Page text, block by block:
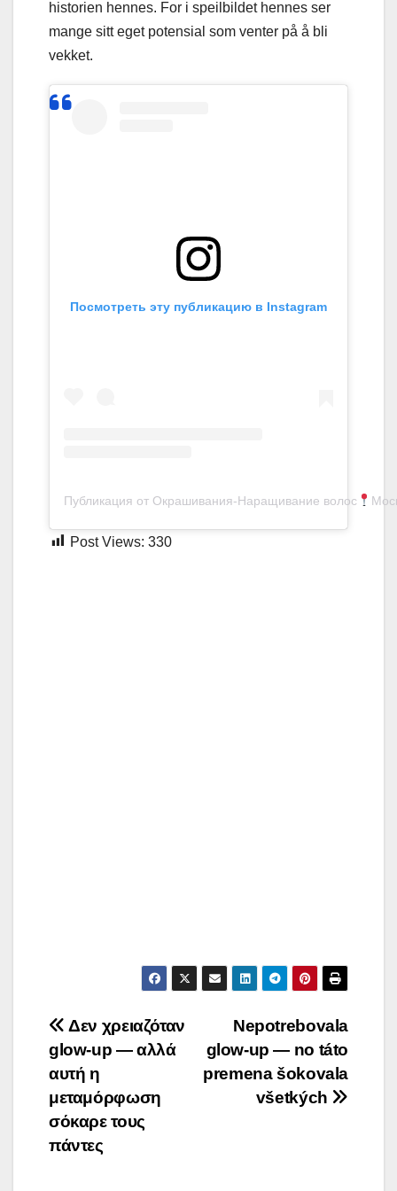
historien hennes. For i speilbildet hennes ser
mange sitt eget potensial som venter på å bli
vekket.
Посмотреть эту публикацию в Instagram
Публикация от Окрашивания-Наращивание волос
Post Views: 330
Post
navigation
Nepotrebovala
glow-up — no táto
premena šokovala
všetkých
Δεν χρειαζόταν
glow-up — αλλά
αυτή η
μεταμόρφωση
σόκαρε τους
πάντες